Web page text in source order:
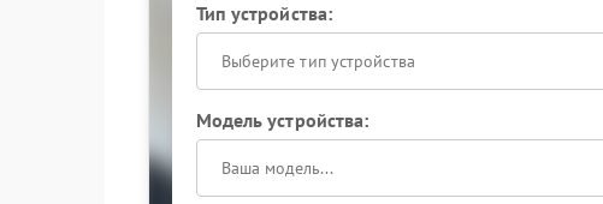
Тип устройства:
Выберите тип устройства
Модель устройства: